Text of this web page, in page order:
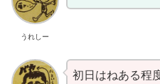
うれしー
初日はねある程